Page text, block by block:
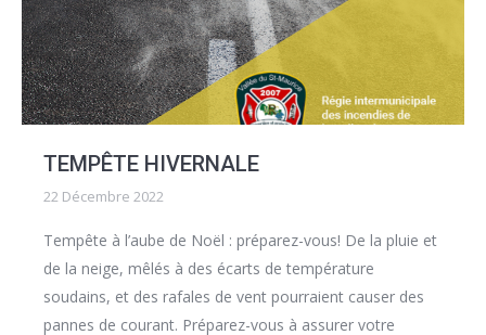
TEMPÊTE HIVERNALE
22 Décembre 2022
Tempête à l’aube de Noël : préparez-vous! De la pluie et
de la neige, mêlés à des écarts de température
soudains, et des rafales de vent pourraient causer des
pannes de courant. Préparez-vous à assurer votre